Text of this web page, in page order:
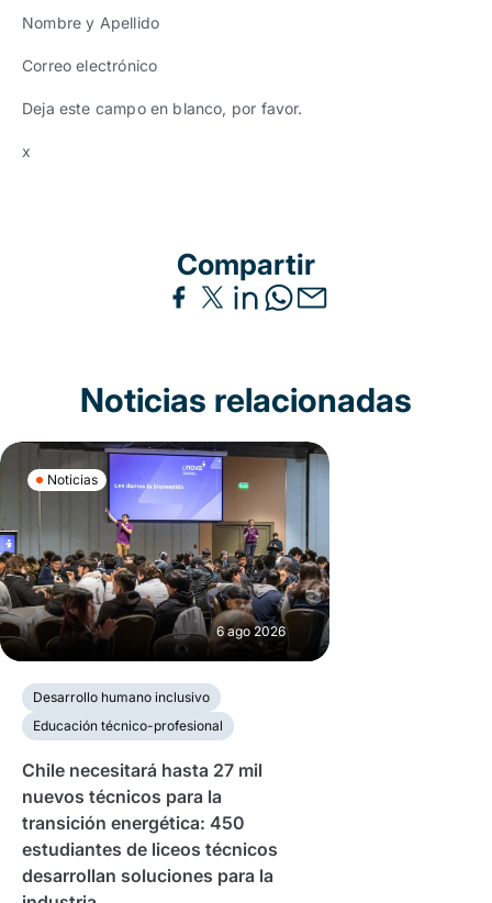
Nombre y Apellido
Correo electrónico
Deja este campo en blanco, por favor.
x
Compartir
Noticias relacionadas
Noticias
6 ago 2026
Desarrollo humano inclusivo
Educación técnico-profesional
Chile necesitará hasta 27 mil
nuevos técnicos para la
transición energética: 450
estudiantes de liceos técnicos
desarrollan soluciones para la